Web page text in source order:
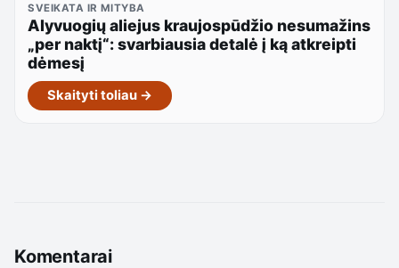
SVEIKATA IR MITYBA
Alyvuogių aliejus kraujospūdžio nesumažins
„per naktį“: svarbiausia detalė į ką atkreipti
dėmesį
Skaityti toliau →
Komentarai